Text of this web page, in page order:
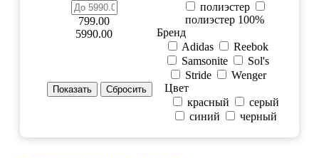
799.00
5990.00
полиэстер
полиэстер 100%
Бренд
Adidas
Reebok
Samsonite
Sol's
Stride
Wenger
Цвет
красный
серый
синий
черный